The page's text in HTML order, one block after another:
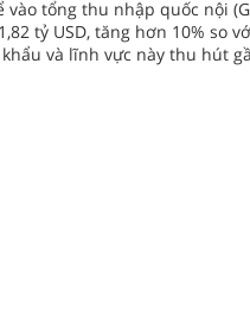
tổng thu nhập quốc nội
tỷ USD, tăng hơn 10% so
và lĩnh vực này thu hút